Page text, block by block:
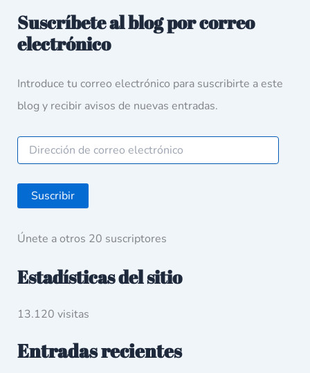
Suscríbete al blog por correo
electrónico
Introduce tu correo electrónico para suscribirte a este
blog y recibir avisos de nuevas entradas.
Suscribir
Únete a otros 20 suscriptores
Estadísticas del sitio
13.120 visitas
Entradas recientes